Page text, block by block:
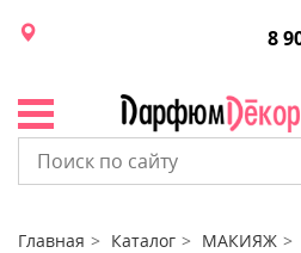
8
Главная Каталог МАКИЯЖ